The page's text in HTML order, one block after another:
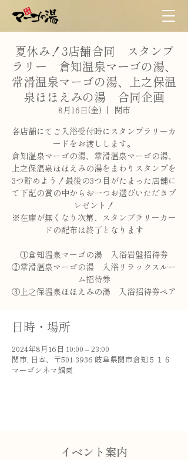
夏休み！3店舗合同 スタンプ
ラリー 倉知温泉マーゴの湯、
常滑温泉マーゴの湯、上之保温
泉ほほえみの湯 合同企画
8月16日(金)
  |
関市
各店舗にてご入浴受付時にスタンプラリーカ
ードをお渡しします。
倉知温泉マーゴの湯、常滑温泉マーゴの湯、
上之保温泉ほほえみの湯をまわりスタンプを
3つ貯めよう！最後の3つ目がたまった店舗に
て下記の賞の中からお一つお選びいただきプ
レゼント！
※在庫が無くなり次第、スタンプラリーカー
ドの配布は終了となります
①倉知温泉マーゴの湯 入浴岩盤招待券
②常滑温泉マーゴの湯 入浴リラックスルー
ム招待券
③上之保温泉ほほえみの湯 入浴招待券ペア
日時・場所
2024年8月16日 10:00 – 23:00
関市, 日本、〒501-3936 岐阜県関市倉知５１６
マーゴシネマ館東
​イベント案内